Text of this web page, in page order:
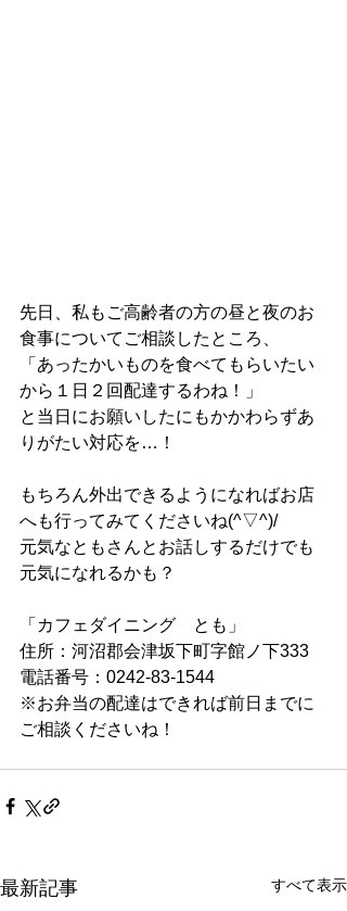
先日、私もご高齢者の方の昼と夜のお
食事についてご相談したところ、
「あったかいものを食べてもらいたい
から１日２回配達するわね！」
と当日にお願いしたにもかかわらずあ
りがたい対応を…！
もちろん外出できるようになればお店
へも行ってみてくださいね(^▽^)/
元気なともさんとお話しするだけでも
元気になれるかも？
「カフェダイニング　とも」
住所：河沼郡会津坂下町字館ノ下333
電話番号：0242-83-1544
※お弁当の配達はできれば前日までに
ご相談くださいね！
最新記事 すべて表示